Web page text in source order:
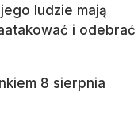
ludzie mają
i odebrać
8 sierpnia